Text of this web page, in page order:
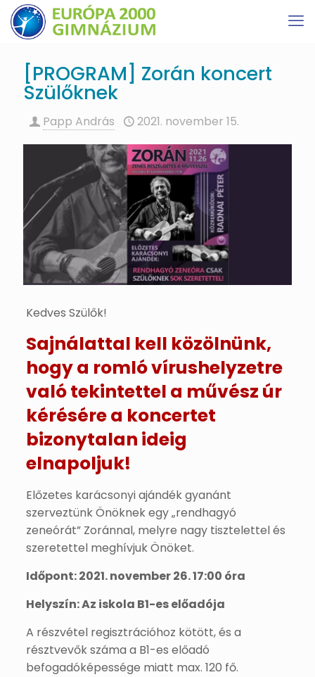
[PROGRAM] Zorán koncert
Szülőknek
Papp András 2021. november 15.
Kedves Szülők!
Sajnálattal kell közölnünk,
hogy a romló vírushelyzetre
való tekintettel a művész úr
kérésére a koncertet
bizonytalan ideig
elnapoljuk!
Előzetes karácsonyi ajándék gyanánt
szerveztünk Önöknek egy „rendhagyó
zeneórát” Zoránnal, melyre nagy tisztelettel és
szeretettel meghívjuk Önöket.
Időpont: 2021. november 26. 17:00 óra
Helyszín: Az iskola B1-es előadója
A részvétel regisztrációhoz kötött, és a
résztvevők száma a B1-es előadó
befogadóképessége miatt max. 120 fő.